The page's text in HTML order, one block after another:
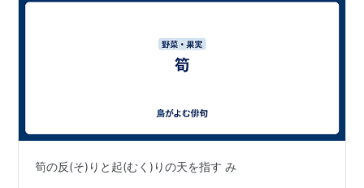
筍の反(そ)りと起(むく)りの天を指す み